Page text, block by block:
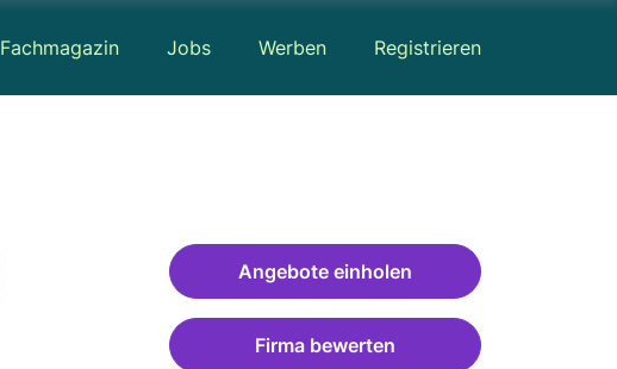
Fachmagazin Jobs Werben Registrieren
Angebote einholen
Firma bewerten